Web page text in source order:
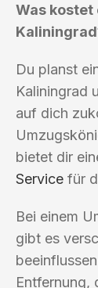
Was kostet
Du planst
Kaliningrad
auf dich
bietet dir
Service für
Bei einem
gibt es
Entfernung,